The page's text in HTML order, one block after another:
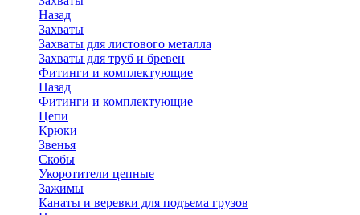
Назад
Захваты
Захваты для листового металла
Захваты для труб и бревен
Фитинги и комплектующие
Назад
Фитинги и комплектующие
Цепи
Крюки
Звенья
Скобы
Укоротители цепные
Зажимы
Канаты и веревки для подъема грузов